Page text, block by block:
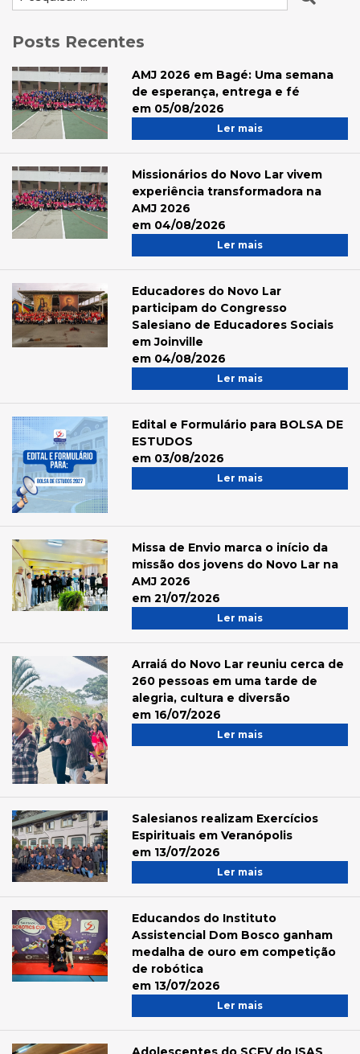
Posts Recentes
AMJ 2026 em Bagé: Uma semana
de esperança, entrega e fé
em 05/08/2026
Ler mais
Missionários do Novo Lar vivem
experiência transformadora na
AMJ 2026
em 04/08/2026
Ler mais
Educadores do Novo Lar
participam do Congresso
Salesiano de Educadores Sociais
em Joinville
em 04/08/2026
Ler mais
Edital e Formulário para BOLSA DE
ESTUDOS
em 03/08/2026
Ler mais
Missa de Envio marca o início da
missão dos jovens do Novo Lar na
AMJ 2026
em 21/07/2026
Ler mais
Arraiá do Novo Lar reuniu cerca de
260 pessoas em uma tarde de
alegria, cultura e diversão
em 16/07/2026
Ler mais
Salesianos realizam Exercícios
Espirituais em Veranópolis
em 13/07/2026
Ler mais
Educandos do Instituto
Assistencial Dom Bosco ganham
medalha de ouro em competição
de robótica
em 13/07/2026
Ler mais